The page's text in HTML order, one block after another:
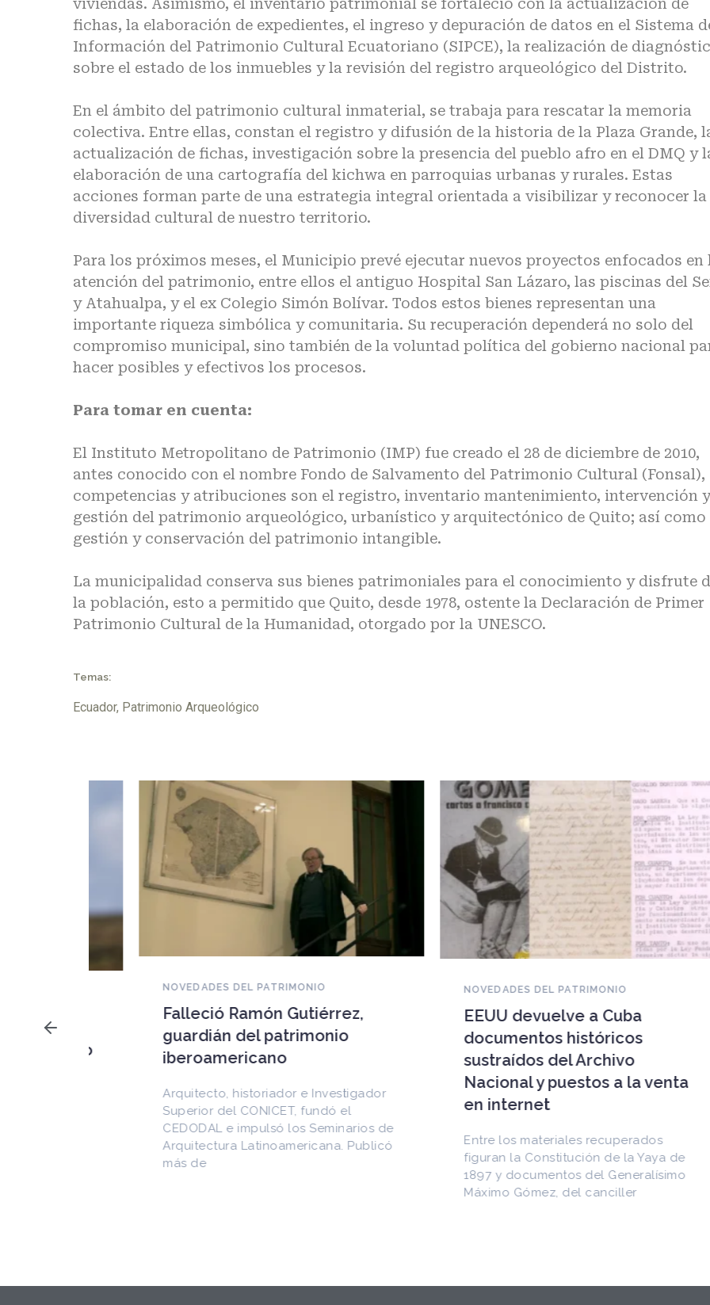
viviendas. Asimismo, el inventario patrimonial se fortaleció con la actualización de
fichas, la elaboración de expedientes, el ingreso y depuración de datos en el Sistema
Información del Patrimonio Cultural Ecuatoriano (SIPCE), la realización de
sobre el estado de los inmuebles y la revisión del registro arqueológico del Distrito.
En el ámbito del patrimonio cultural inmaterial, se trabaja para rescatar la memoria
colectiva. Entre ellas, constan el registro y difusión de la historia de la Plaza Grande,
actualización de fichas, investigación sobre la presencia del pueblo afro en el DMQ y
elaboración de una cartografía del kichwa en parroquias urbanas y rurales. Estas
acciones forman parte de una estrategia integral orientada a visibilizar y reconocer la
diversidad cultural de nuestro territorio.
Para los próximos meses, el Municipio prevé ejecutar nuevos proyectos enfocados en
atención del patrimonio, entre ellos el antiguo Hospital San Lázaro, las piscinas del
y Atahualpa, y el ex Colegio Simón Bolívar. Todos estos bienes representan una
importante riqueza simbólica y comunitaria. Su recuperación dependerá no solo del
compromiso municipal, sino también de la voluntad política del gobierno nacional
hacer posibles y efectivos los procesos.
Para tomar en cuenta:
El Instituto Metropolitano de Patrimonio (IMP) fue creado el 28 de diciembre de 2010,
antes conocido con el nombre Fondo de Salvamento del Patrimonio Cultural (Fonsal),
competencias y atribuciones son el registro, inventario mantenimiento, intervención y
gestión del patrimonio arqueológico, urbanístico y arquitectónico de Quito; así como
gestión y conservación del patrimonio intangible.
La municipalidad conserva sus bienes patrimoniales para el conocimiento y disfrute
la población, esto a permitido que Quito, desde 1978, ostente la Declaración de Primer
Patrimonio Cultural de la Humanidad, otorgado por la UNESCO.
Temas:
Ecuador, Patrimonio Arqueológico
NOVEDADES DEL PATRIMONIO
Falleció Ramón Gutiérrez,
guardián del patrimonio
iberoamericano
Arquitecto, historiador e Investigador
Superior del CONICET, fundó el
CEDODAL e impulsó los Seminarios de
Arquitectura Latinoamericana. Publicó
NOVEDADES DEL PATRIMONIO
EEUU devuelve a Cuba
documentos históricos
sustraídos del Archivo
Nacional y puestos a la venta
en internet
Entre los materiales recuperados
figuran la Constitución de la Yaya de
1897 y documentos del Generalísimo
Máximo Gómez, del canciller